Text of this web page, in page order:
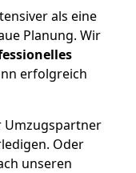
als eine
Planung. Wir
erfolgreich
Umzugspartner
Oder
unseren